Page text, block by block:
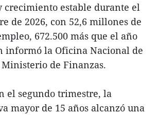
crecimiento estable durante el
de 2026, con 52,6 millones de
672.500 más que el año
informó la Oficina Nacional de
de Finanzas.
el segundo trimestre, la
mayor de 15 años alcanzó una